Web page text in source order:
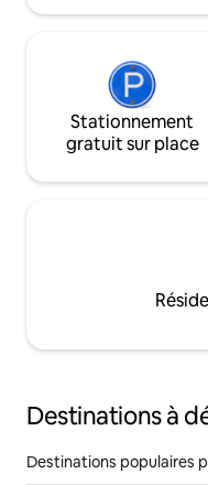
Stationnement
gratuit sur place
Destinations à
Destinations populaires